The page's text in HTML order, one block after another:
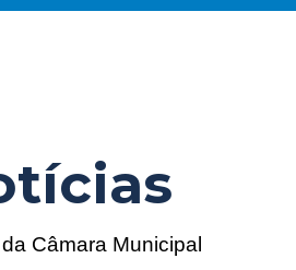
Câmara Municipal